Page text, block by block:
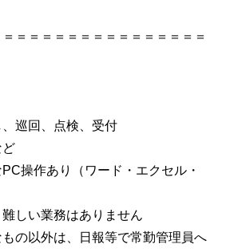
＝＝＝＝＝＝＝＝＝＝＝＝＝＝＝
巡回、点検、受付
操作あり（ワード・エクセル・
しい業務はありません
の以外は、日報等で常勤管理員へ